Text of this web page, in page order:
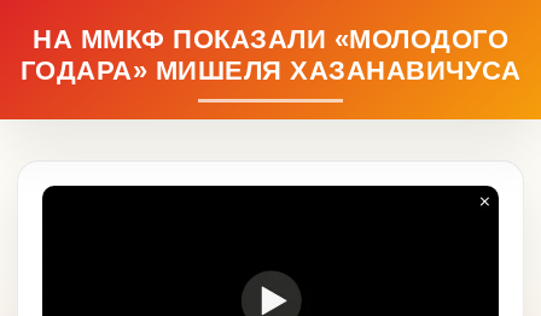
НА ММКФ ПОКАЗАЛИ «МОЛОДОГО
ГОДАРА» МИШЕЛЯ ХАЗАНАВИЧУСА